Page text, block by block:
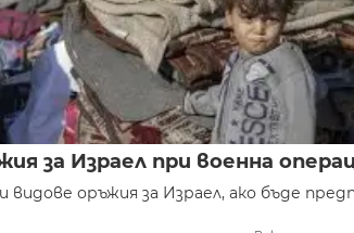
за Израел при военна
оръжия за Израел, ако бъде